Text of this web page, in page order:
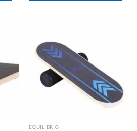
EQUILIBRIO